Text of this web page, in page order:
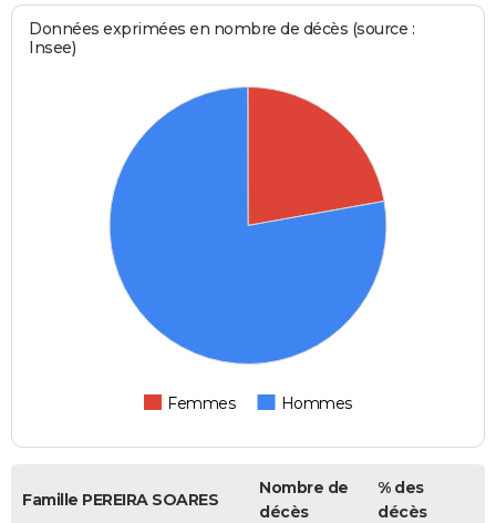
Données exprimées en nombre de décès (source :
Insee)
Femmes Hommes
Famille PEREIRA SOARES
Nombre de
décès
% des
décès